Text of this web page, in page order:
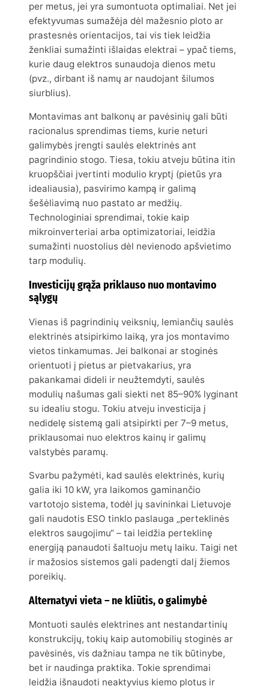
per metus, jei yra sumontuota optimaliai. Net jei
efektyvumas sumažėja dėl mažesnio ploto ar
prastesnės orientacijos, tai vis tiek leidžia
ženkliai sumažinti išlaidas elektrai – ypač tiems,
kurie daug elektros sunaudoja dienos metu
(pvz., dirbant iš namų ar naudojant šilumos
siurblius).
Montavimas ant balkonų ar pavėsinių gali būti
racionalus sprendimas tiems, kurie neturi
galimybės įrengti saulės elektrinės ant
pagrindinio stogo. Tiesa, tokiu atveju būtina itin
kruopščiai įvertinti modulio kryptį (pietūs yra
idealiausia), pasvirimo kampą ir galimą
šešėliavimą nuo pastato ar medžių.
Technologiniai sprendimai, tokie kaip
mikroinverteriai arba optimizatoriai, leidžia
sumažinti nuostolius dėl nevienodo apšvietimo
tarp modulių.
Investicijų grąža priklauso nuo montavimo
sąlygų
Vienas iš pagrindinių veiksnių, lemiančių saulės
elektrinės atsipirkimo laiką, yra jos montavimo
vietos tinkamumas. Jei balkonai ar stoginės
orientuoti į pietus ar pietvakarius, yra
pakankamai dideli ir neužtemdyti, saulės
modulių našumas gali siekti net 85–90% lyginant
su idealiu stogu. Tokiu atveju investicija į
nedidelę sistemą gali atsipirkti per 7–9 metus,
priklausomai nuo elektros kainų ir galimų
valstybės paramų.
Svarbu pažymėti, kad saulės elektrinės, kurių
galia iki 10 kW, yra laikomos gaminančio
vartotojo sistema, todėl jų savininkai Lietuvoje
gali naudotis ESO tinklo paslauga „perteklinės
elektros saugojimu“ – tai leidžia perteklinę
energiją panaudoti šaltuoju metų laiku. Taigi net
ir mažosios sistemos gali padengti dalį žiemos
poreikių.
Alternatyvi vieta – ne kliūtis, o galimybė
Montuoti saulės elektrines ant nestandartinių
konstrukcijų, tokių kaip automobilių stoginės ar
pavėsinės, vis dažniau tampa ne tik būtinybe,
bet ir naudinga praktika. Tokie sprendimai
leidžia išnaudoti neaktyvius kiemo plotus ir